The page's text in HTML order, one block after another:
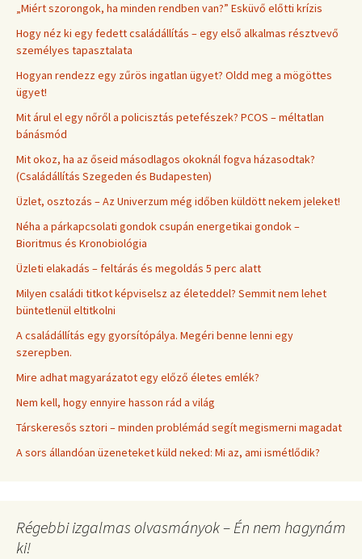
„Miért szorongok, ha minden rendben van?” Esküvő előtti krízis
Hogy néz ki egy fedett családállítás – egy első alkalmas résztvevő
személyes tapasztalata
Hogyan rendezz egy zűrös ingatlan ügyet? Oldd meg a mögöttes
ügyet!
Mit árul el egy nőről a policisztás petefészek? PCOS – méltatlan
bánásmód
Mit okoz, ha az őseid másodlagos okoknál fogva házasodtak?
(Családállítás Szegeden és Budapesten)
Üzlet, osztozás – Az Univerzum még időben küldött nekem jeleket!
Néha a párkapcsolati gondok csupán energetikai gondok –
Bioritmus és Kronobiológia
Üzleti elakadás – feltárás és megoldás 5 perc alatt
Milyen családi titkot képviselsz az életeddel? Semmit nem lehet
büntetlenül eltitkolni
A családállítás egy gyorsítópálya. Megéri benne lenni egy
szerepben.
Mire adhat magyarázatot egy előző életes emlék?
Nem kell, hogy ennyire hasson rád a világ
Társkeresős sztori – minden problémád segít megismerni magadat
A sors állandóan üzeneteket küld neked: Mi az, ami ismétlődik?
Régebbi izgalmas olvasmányok – Én nem hagynám
ki!